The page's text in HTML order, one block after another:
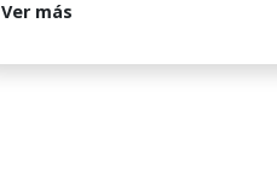
Ver más